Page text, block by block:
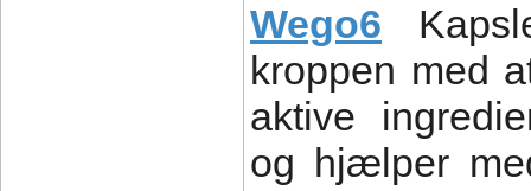
Wego6
kroppen med
aktive
og hjælper